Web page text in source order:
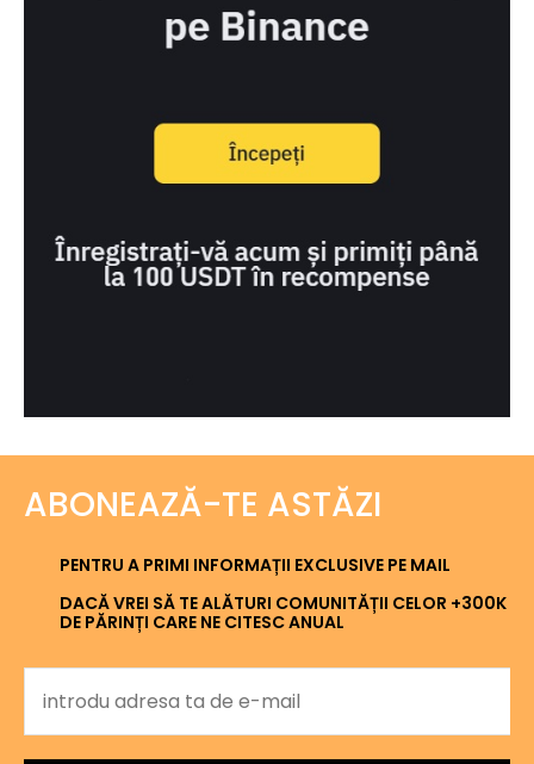
ABONEAZĂ-TE ASTĂZI
PENTRU A PRIMI INFORMAȚII EXCLUSIVE PE MAIL
DACĂ VREI SĂ TE ALĂTURI COMUNITĂȚII CELOR +300K
DE PĂRINȚI CARE NE CITESC ANUAL